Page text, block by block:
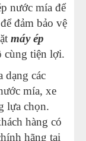
nước mía để
đảm bảo vệ
máy ép
cùng tiện lợi.
dạng các
mía, xe
lựa chọn.
hàng có
hãng tại